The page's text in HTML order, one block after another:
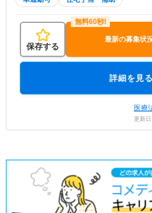
保存する
最新の募集状
詳細を見る
医療
更新